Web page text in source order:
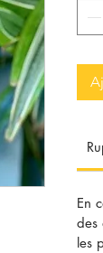
En
des
les